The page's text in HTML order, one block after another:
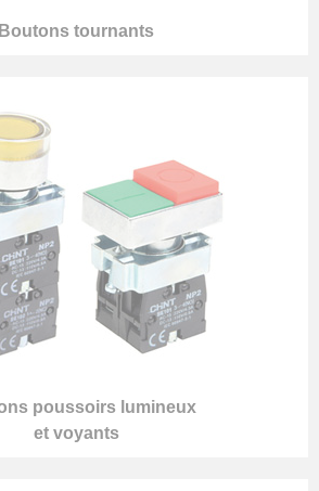
Boutons tournants
poussoirs lumineux
et voyants